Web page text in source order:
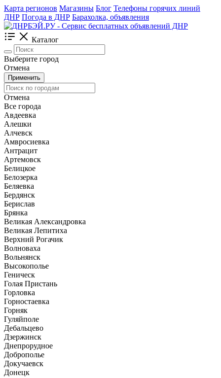
Карта регионов Магазины Блог Телефоны горячих линий
ДНР Погода в ДНР Барахолка, объявления
Каталог
Выберите город
Отмена
Применить
Отмена
Все города
Авдеевка
Алешки
Алчевск
Амвросиевка
Антрацит
Артемовск
Белицкое
Белозерка
Беляевка
Бердянск
Берислав
Брянка
Великая Александровка
Великая Лепитиха
Верхний Рогачик
Волноваха
Вольнянск
Высокополье
Геническ
Голая Пристань
Горловка
Горностаевка
Горняк
Гуляйполе
Дебальцево
Дзержинск
Днепрорудное
Доброполье
Докучаевск
Донецк